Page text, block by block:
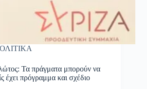
Τα πράγματα μπορούν να
έχει πρόγραμμα και σχέδιο